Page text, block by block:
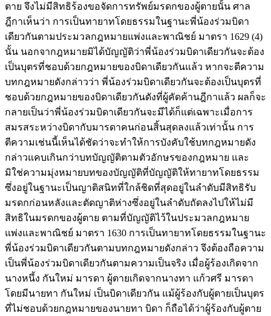
ตาย จึงไม่มีสิทธิร้องขอจัดการทรัพย์มรดกของผู้ตายนั้น ศาล
ฎีกาเห็นว่า การเป็นทายาทโดยธรรมในฐานะพี่น้องร่วมบิดา
เดียวกันตามประมวลกฎหมายแพ่งและพาณิชย์ มาตรา 1629 (4)
นั้น นอกจากฎหมายมิได้บัญญัติว่าพี่น้องร่วมบิดาเดียวกันจะต้อง
เป็นบุตรที่ชอบด้วยกฎหมายของบิดาเดียวกันแล้ว หากจะตีความ
บทกฎหมายดังกล่าวว่า พี่น้องร่วมบิดาเดียวกันจะต้องเป็นบุตรที่
ชอบด้วยกฎหมายของบิดาเดียวกันดังที่ผู้คัดค้านฎีกาแล้ว ผลก็จะ
กลายเป็นว่าพี่น้องร่วมบิดาเดียวกันจะมีได้ก็แต่เฉพาะเมื่อการ
สมรสระหว่างบิดากับมารดาคนก่อนสิ้นสุดลงแล้วเท่านั้น การ
ตีความเช่นนี้เห็นได้ชัดว่าจะทำให้การบังคับใช้บทกฎหมายดัง
กล่าวแคบเกินกว่าบทบัญญัติตามตัวอักษรของกฎหมาย และ
มิใช่ความมุ่งหมายบทของบัญญัติที่บัญญัติให้ทายาทโดยธรรม
ซึ่งอยู่ในฐานะเป็นญาติสนิทที่ใกล้ชิดที่สุดอยู่ในลำดับมีสิทธิรับ
มรดกก่อนหลังและตัดญาติห่างซึ่งอยู่ในลำดับถัดลงไปให้ไม่มี
สิทธิในมรดกของผู้ตาย ตามที่บัญญัติไว้ในประมวลกฎหมาย
แพ่งและพาณิชย์ มาตรา 1630 การเป็นทายาทโดยธรรมในฐานะ
พี่น้องร่วมบิดาเดียวกันตามบทกฎหมายดังกล่าว จึงต้องถือความ
เป็นพี่น้องร่วมบิดาเดียวกันตามความเป็นจริง เมื่อผู้ร้องเกิดจาก
นางหนึ้ง กันใหม่ มารดา ผู้ตายเกิดจากนางทา แก้วศรี มารดา
โดยมีนายทา กันใหม่ เป็นบิดาเดียวกัน แม้ผู้ร้องกับผู้ตายเป็นบุตร
ที่ไม่ชอบด้วยกฎหมายของนายทา บิดา ก็ถือได้ว่าผู้ร้องกับผู้ตาย